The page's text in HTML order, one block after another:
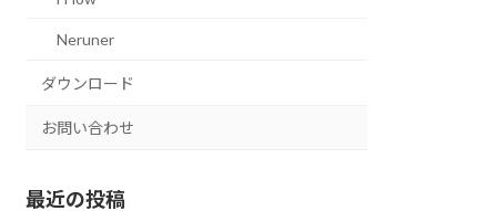
Neruner
ダウンロード
お問い合わせ
最近の投稿